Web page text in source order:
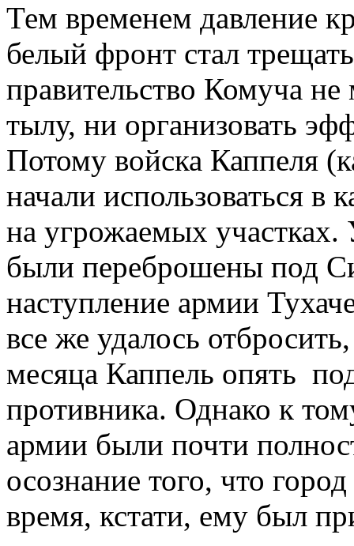
Тем временем давление
белый фронт стал
правительство Комуча
тылу, ни организовать
Потому войска Каппеля
начали использоваться в
на угрожаемых участках.
были переброшены под
наступление армии
все же удалось
месяца Каппель опять
противника. Однако к
армии были почти
осознание того, что
время, кстати, ему был